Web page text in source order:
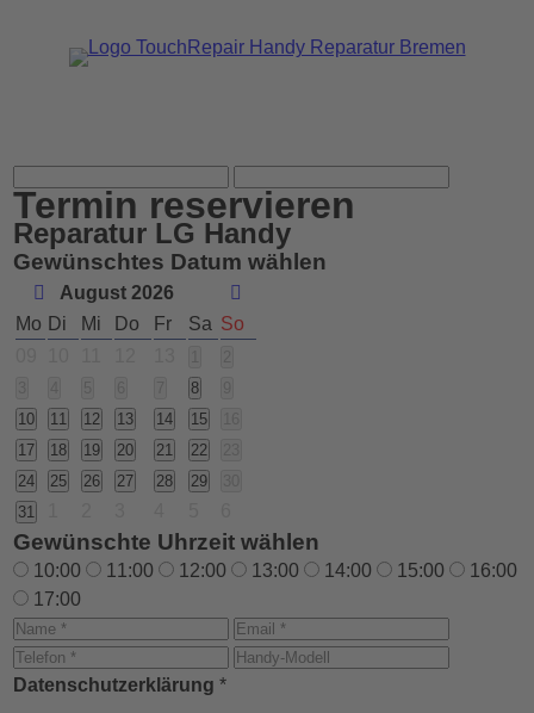
Termin reservieren
Reparatur LG Handy
Gewünschtes Datum wählen
August 2026
Mo Di Mi Do Fr Sa So
8
10
11 12 13 14 15
17
18 19 20 21 22
24
25 26 27 28 29
31
Gewünschte Uhrzeit wählen
10:00 11:00 12:00 13:00 14:00 15:00
16:00
17:00
Datenschutzerklärung *